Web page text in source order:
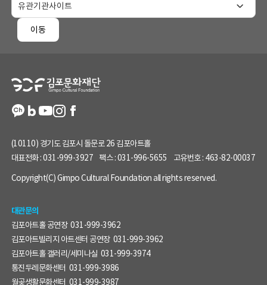
이동
(10110) 경기도 김포시 돌문로 26 김포아트홀
대표전화 :031-999-3927 팩스 :031-996-5655 고유번호 : 463-82-00037
Copyright(C) Gimpo Cultural Foundation all rights reserved.
대관문의
김포아트홀 공연장 031-999-3962
김포아트빌리지 아트센터 공연장 031-999-3962
김포아트홀 갤러리/세미나실 031-999-3974
통진두레문화센터 031-999-3986
월곶생활문화센터 031-999-3987